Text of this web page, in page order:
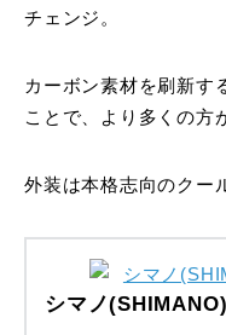
チェンジ。
カーボン素材を刷新す
ことで、より多くの方
外装は本格志向のクー
シマノ